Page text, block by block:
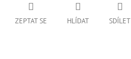
ZEPTAT SE HLÍDAT SDÍLET